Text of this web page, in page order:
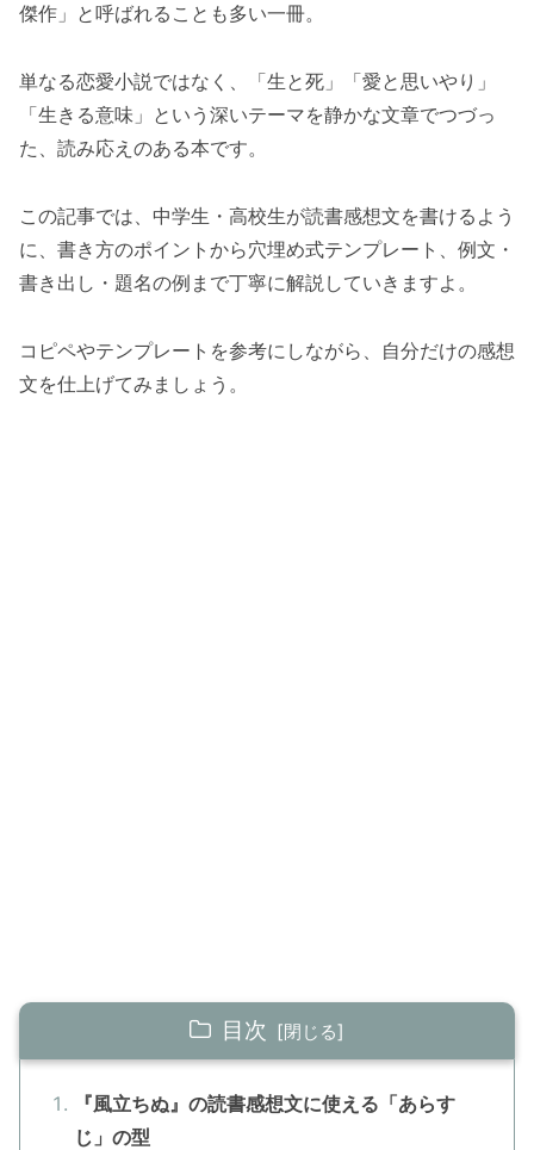
傑作」と呼ばれることも多い一冊。
単なる恋愛小説ではなく、「生と死」「愛と思いやり」
「生きる意味」という深いテーマを静かな文章でつづっ
た、読み応えのある本です。
この記事では、中学生・高校生が読書感想文を書けるよう
に、書き方のポイントから穴埋め式テンプレート、例文・
書き出し・題名の例まで丁寧に解説していきますよ。
コピペやテンプレートを参考にしながら、自分だけの感想
文を仕上げてみましょう。
目次
『風立ちぬ』の読書感想文に使える「あらす
じ」の型